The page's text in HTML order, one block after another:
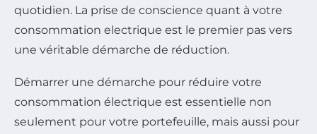
quotidien. La prise de conscience quant à votre
consommation electrique est le premier pas vers
une véritable démarche de réduction.
Démarrer une démarche pour réduire votre
consommation électrique est essentielle non
seulement pour votre portefeuille, mais aussi pour